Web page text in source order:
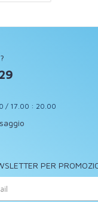
/ 17.00 : 20.00
PER